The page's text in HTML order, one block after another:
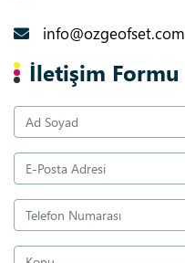
info@ozgeofset.com
İletişim Formu